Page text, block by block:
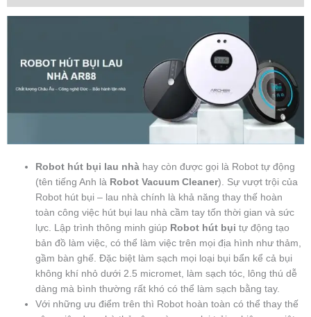
Robot hút bụi lau nhà hay còn được gọi là Robot tự động
(tên tiếng Anh là Robot Vacuum Cleaner). Sự vượt trội của
Robot hút bụi – lau nhà chính là khả năng thay thế hoàn
toàn công việc hút bụi lau nhà cầm tay tốn thời gian và sức
lực. Lập trình thông minh giúp Robot hút bụi tự động tạo
bản đồ làm việc, có thể làm việc trên mọi địa hình như thảm,
gầm bàn ghế. Đặc biệt làm sạch mọi loại bụi bẩn kể cả bụi
không khí nhỏ dưới 2.5 micromet, làm sạch tóc, lông thú dễ
dàng mà bình thường rất khó có thể làm sạch bằng tay.
Với những ưu điểm trên thì Robot hoàn toàn có thể thay thế